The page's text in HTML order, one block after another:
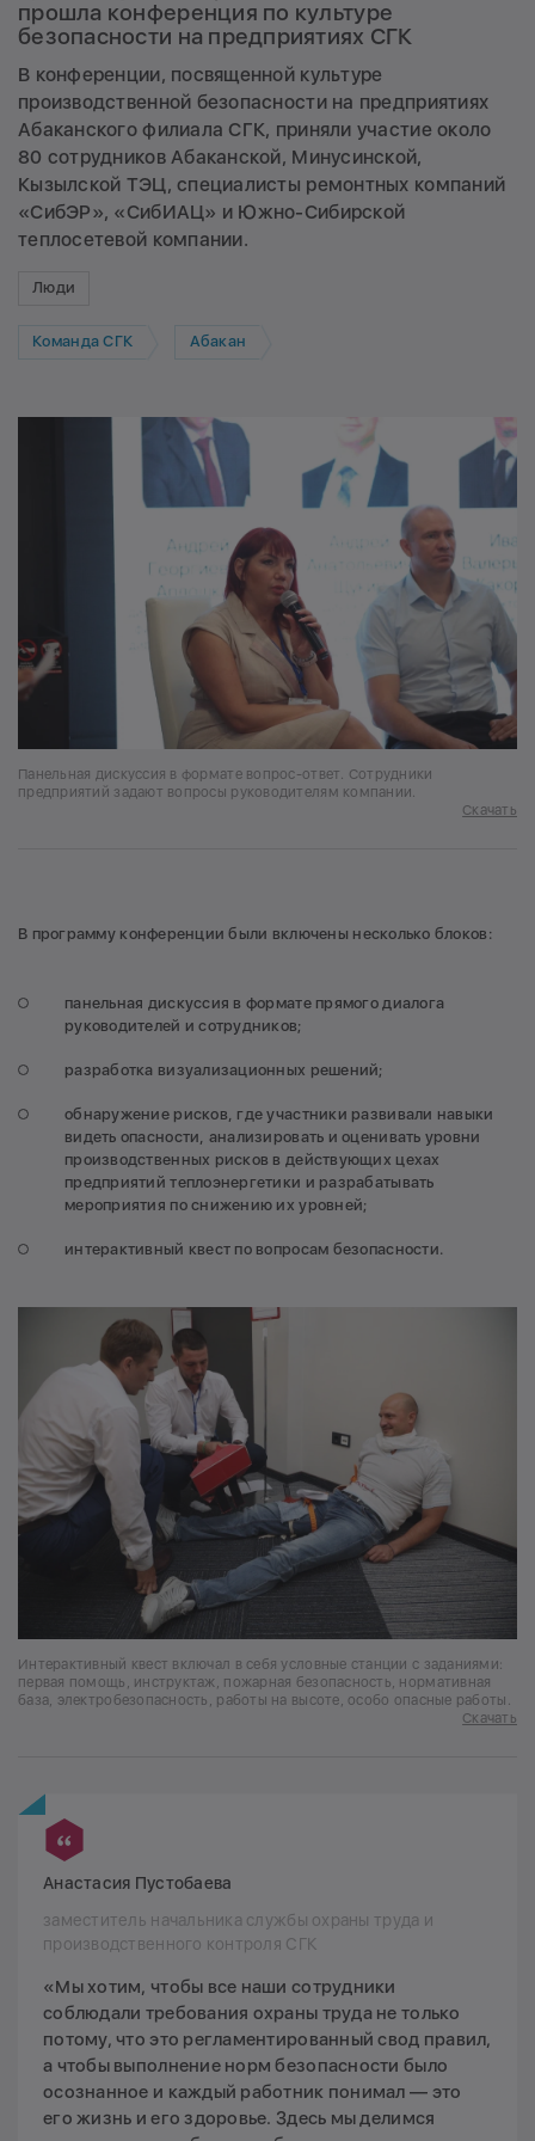
прошла конференция по культуре
безопасности на предприятиях СГК
В конференции, посвященной культуре
производственной безопасности на предприятиях
Абаканского филиала СГК, приняли участие около
80 сотрудников Абаканской, Минусинской,
Кызылской ТЭЦ, специалисты ремонтных компаний
«СибЭР», «СибИАЦ» и Южно-Сибирской
теплосетевой компании.
Люди
Команда СГК Абакан
Панельная дискуссия в формате вопрос-ответ. Сотрудники
предприятий задают вопросы руководителям компании.
Скачать
В программу конференции были включены несколько блоков:
панельная дискуссия в формате прямого диалога
руководителей и сотрудников;
разработка визуализационных решений;
обнаружение рисков, где участники развивали навыки
видеть опасности, анализировать и оценивать уровни
производственных рисков в действующих цехах
предприятий теплоэнергетики и разрабатывать
мероприятия по снижению их уровней;
интерактивный квест по вопросам безопасности.
Интерактивный квест включал в себя условные станции с заданиями:
первая помощь, инструктаж, пожарная безопасность, нормативная
база, электробезопасность, работы на высоте, особо опасные работы.
Скачать
Анастасия Пустобаева
заместитель начальника службы охраны труда и
производственного контроля СГК
«Мы хотим, чтобы все наши сотрудники
соблюдали требования охраны труда не только
потому, что это регламентированный свод правил,
а чтобы выполнение норм безопасности было
осознанное и каждый работник понимал — это
его жизнь и его здоровье. Здесь мы делимся